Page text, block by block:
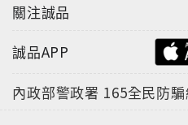
關注誠品
誠品APP
內政部警政署 165全民防